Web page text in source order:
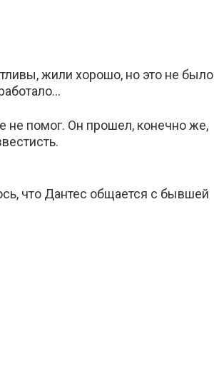
жили хорошо, но это не было
помог. Он прошел, конечно же,
что Дантес общается с бывшей